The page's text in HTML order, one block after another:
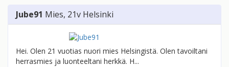
Jube91 Mies, 21v Helsinki
Hei. Olen 21 vuotias nuori mies Helsingistä. Olen tavoiltani
herrasmies ja luonteeltani herkkä. H...